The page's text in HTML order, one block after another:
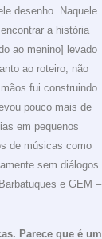
desenho. Naquele
a história
ao menino] levado
ao roteiro, não
fui construindo
pouco mais de
em pequenos
de músicas como
sem diálogos.
Barbatuques e GEM –
Parece que é um